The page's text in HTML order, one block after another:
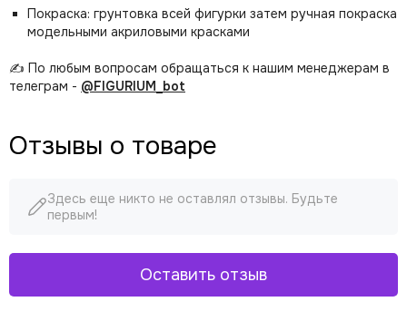
Покраска: грунтовка всей фигурки затем ручная покраска
модельными акриловыми красками
✍️ По любым вопросам обращаться к нашим менеджерам в
телеграм - @FIGURIUM_bot
Отзывы о товаре
Здесь еще никто не оставлял отзывы. Будьте
первым!
Оставить отзыв